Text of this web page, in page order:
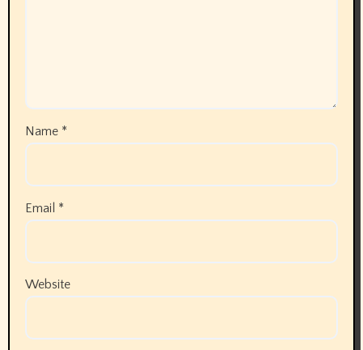
Name *
Email *
Website